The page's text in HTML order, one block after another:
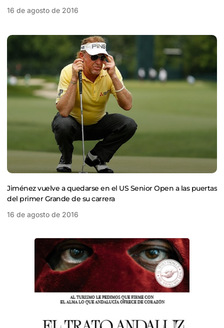
16 de agosto de 2016
Jiménez vuelve a quedarse en el US Senior Open a las puertas
del primer Grande de su carrera
16 de agosto de 2016